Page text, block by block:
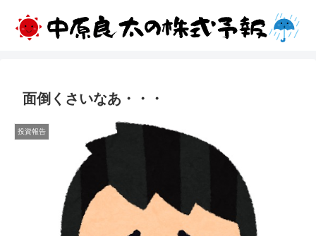
面倒くさいなあ・・・
投資報告